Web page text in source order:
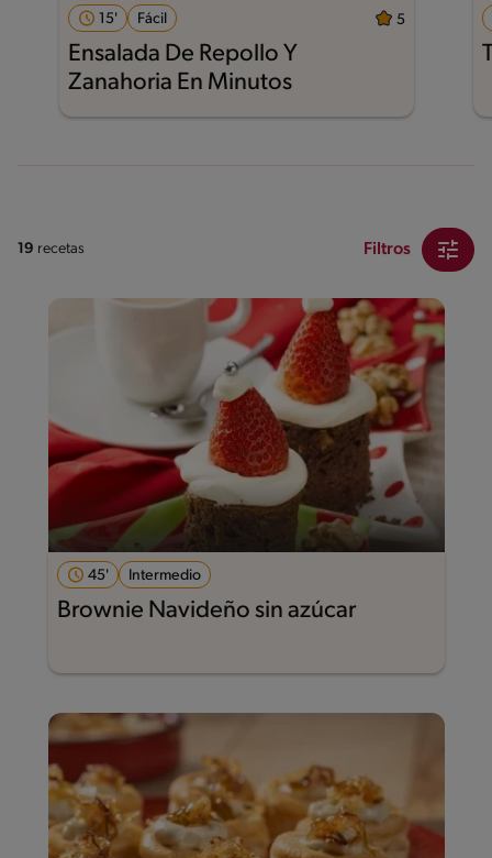
15' Fácil 5
Ensalada De Repollo Y
Zanahoria En Minutos
19 recetas Filtros
45' Intermedio
Brownie Navideño sin azúcar